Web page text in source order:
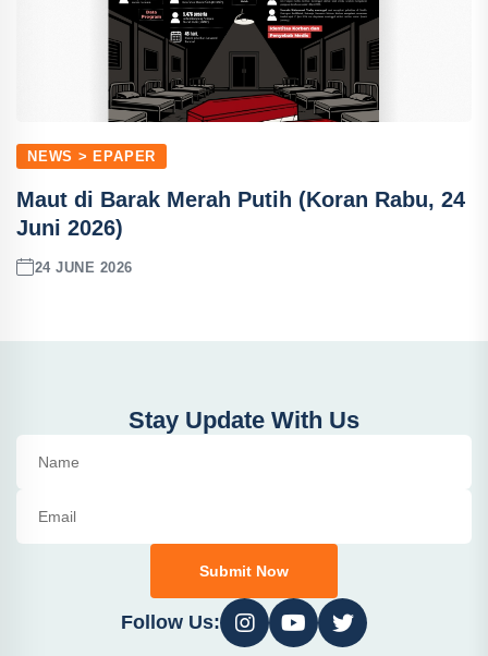
NEWS > EPAPER
Maut di Barak Merah Putih (Koran Rabu, 24
Juni 2026)
24 JUNE 2026
Stay Update With Us
Submit Now
Follow Us: